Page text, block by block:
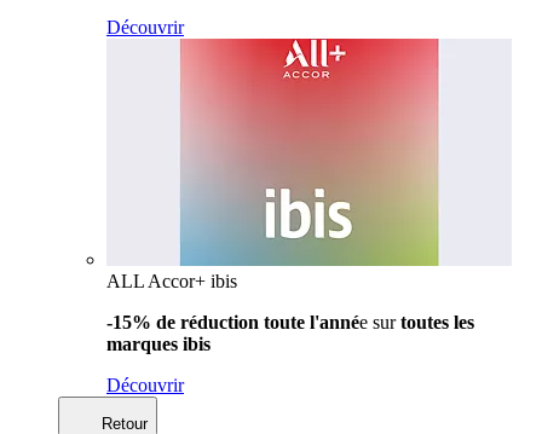
Découvrir
ALL Accor+ ibis
-15% de réduction toute l'année surtoutes les
marques ibis
Découvrir
Retour